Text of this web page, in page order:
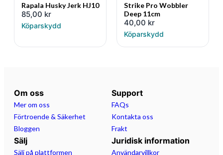
Rapala Husky Jerk HJ10
85,00 kr
Köparskydd
Strike Pro Wobbler
Deep 11cm
40,00 kr
Köparskydd
Om oss
Mer om oss
Förtroende & Säkerhet
Bloggen
Support
FAQs
Kontakta oss
Frakt
Sälj
Sälj på plattformen
Juridisk information
Användarvillkor